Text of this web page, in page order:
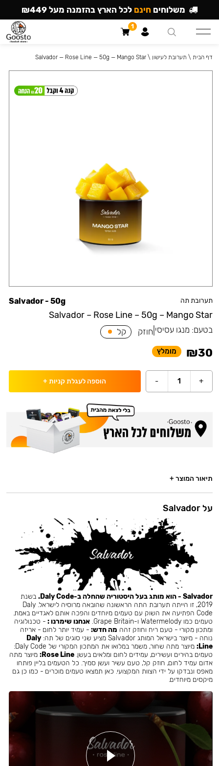
תערובת תה
Salvador – Rose Line – 50g – Mango Star
Salvador - 50g
בטעם: מנגו עסיסי חוזק קל
₪30 מומלץ
+
1
- הוספה לעגלת קניות +
דף הבית \ תערובת לעישון \
Salvador — Rose Line — 50g — Mango Star
תיאור המוצר +
על Salvador
Salvador - הוא מותג בעל היסטוריה שהחלה ב-Daly Code.
בשנת
2019, זו הייתה תערובת התה הראשונה שהובאה מרוסיה לישראל. Daly
Code הפתיעה את השוק עם טעמים מיוחדים והפכה אותם לאגדיים באמת.
טעמים כמו Watermelody ו-Grape Britain.
אנחנו שימרנו : - טכנולוגיה
ומתכון מקורי - טעם ריח וחוזק זהה מה חדש: - עמיד יותר לחום - אריזה
נוחה - מיוצר בישראל המותג Salvador מציע שני סוגים של תה:
Daly
Line:
מיוצר מתה שחור, משמר במלואו את המתכון המקורי של Daly Code:
טעמים בהירים ועשירים, עמידים לחום ומלאים בעשן.Rose Line: מיוצר מתה
אדום עמיד לחום, חוזק קל, טעם עשיר ועשן סמיך. כל הטעמים בליין פותחו
מאפס ונבדקו על ידי הצוות המקצועי. כאן תמצאו טעמים מוכרים - כמו כן גם
מיקסים מיוחדים.
משלוחים חינם לכל הארץ בהזמנה מעל ₪449
1